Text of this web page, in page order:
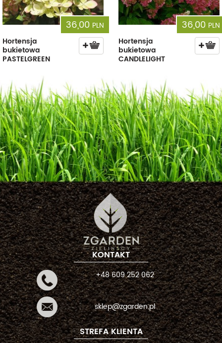
36,00 PLN
Hortensja
bukietowa
PASTELGREEN
36,00 PLN
Hortensja
bukietowa
CANDLELIGHT
KONTAKT
+48 609 252 062
sklep@zgarden.pl
STREFA KLIENTA